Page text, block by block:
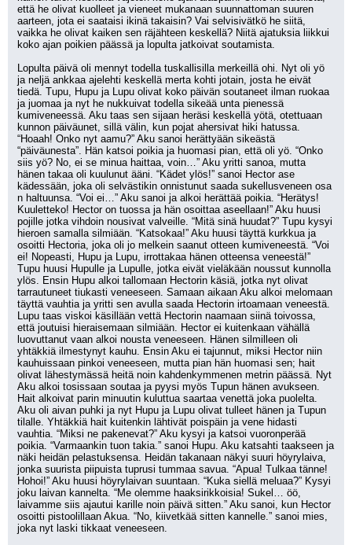
että he olivat kuolleet ja vieneet mukanaan suunnattoman suuren
aarteen, jota ei saataisi ikinä takaisin? Vai selvisivätkö he siitä,
vaikka he olivat kaiken sen räjähteen keskellä? Niitä ajatuksia liikkui
koko ajan poikien päässä ja lopulta jatkoivat soutamista.
Lopulta päivä oli mennyt todella tuskallisilla merkeillä ohi. Nyt oli yö
ja neljä ankkaa ajelehti keskellä merta kohti jotain, josta he eivät
tiedä. Tupu, Hupu ja Lupu olivat koko päivän soutaneet ilman ruokaa
ja juomaa ja nyt he nukkuivat todella sikeää unta pienessä
kumiveneessä. Aku taas sen sijaan heräsi keskellä yötä, otettuaan
kunnon päiväunet, sillä välin, kun pojat ahersivat hiki hatussa.
“Hoaah! Onko nyt aamu?” Aku sanoi herättyään sikeästä
“päiväunesta”. Hän katsoi poikia ja huomasi pian, että oli yö. “Onko
siis yö? No, ei se minua haittaa, voin…” Aku yritti sanoa, mutta
hänen takaa oli kuulunut ääni. “Kädet ylös!” sanoi Hector ase
kädessään, joka oli selvästikin onnistunut saada sukellusveneen osa
n haltuunsa. “Voi ei…” Aku sanoi ja alkoi herättää poikia. “Herätys!
Kuuletteko! Hector on tuossa ja hän osoittaa aseellaan!” Aku huusi
pojille jotka vihdoin nousivat valveille. “Mitä sinä huudat?” Tupu kysyi
hieroen samalla silmiään. “Katsokaa!” Aku huusi täyttä kurkkua ja
osoitti Hectoria, joka oli jo melkein saanut otteen kumiveneestä. “Voi
ei! Nopeasti, Hupu ja Lupu, irrottakaa hänen otteensa veneestä!”
Tupu huusi Hupulle ja Lupulle, jotka eivät vieläkään noussut kunnolla
ylös. Ensin Hupu alkoi tallomaan Hectorin käsiä, jotka nyt olivat
tarrautuneet tiukasti veneeseen. Samaan aikaan Aku alkoi melomaan
täyttä vauhtia ja yritti sen avulla saada Hectorin irtoamaan veneestä.
Lupu taas viskoi käsillään vettä Hectorin naamaan siinä toivossa,
että joutuisi hieraisemaan silmiään. Hector ei kuitenkaan vähällä
luovuttanut vaan alkoi nousta veneeseen. Hänen silmilleen oli
yhtäkkiä ilmestynyt kauhu. Ensin Aku ei tajunnut, miksi Hector niin
kauhuissaan pinkoi veneeseen, mutta pian hän huomasi sen; hait
olivat lähestymässä heitä noin kahdenkymmenen metrin päässä. Nyt
Aku alkoi tosissaan soutaa ja pyysi myös Tupun hänen avukseen.
Hait alkoivat parin minuutin kuluttua saartaa venettä joka puolelta.
Aku oli aivan puhki ja nyt Hupu ja Lupu olivat tulleet hänen ja Tupun
tilalle. Yhtäkkiä hait kuitenkin lähtivät poispäin ja vene hidasti
vauhtia. “Miksi ne pakenevat?” Aku kysyi ja katsoi vuoronperää
poikia. “Varmaankin tuon takia.” sanoi Hupu. Aku katsahti taakseen ja
näki heidän pelastuksensa. Heidän takanaan näkyi suuri höyrylaiva,
jonka suurista piipuista tuprusi tummaa savua. “Apua! Tulkaa tänne!
Hohoi!” Aku huusi höyrylaivan suuntaan. “Kuka siellä meluaa?” Kysyi
joku laivan kannelta. “Me olemme haaksirikkoisia! Sukel… öö,
laivamme siis ajautui karille noin päivä sitten.” Aku sanoi, kun Hector
osoitti pistoolillaan Akua. “No, kiivetkää sitten kannelle.” sanoi mies,
joka nyt laski tikkaat veneeseen.